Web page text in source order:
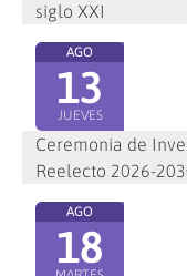
siglo XXI
AGO
13
JUEVES
Ceremonia de
Reelecto 2026-
AGO
18